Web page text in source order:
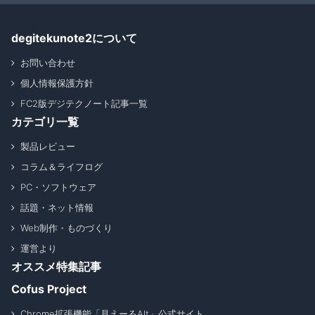
degitekunote2について
お問い合わせ
個人情報保護方針
FC2版デジテクノート記事一覧
カテゴリ一覧
製品レビュー
コラム＆ライフログ
PC・ソフトウェア
話題・ネット情報
Web制作・ものづくり
運営より
オススメ特集記事
Cofus Project